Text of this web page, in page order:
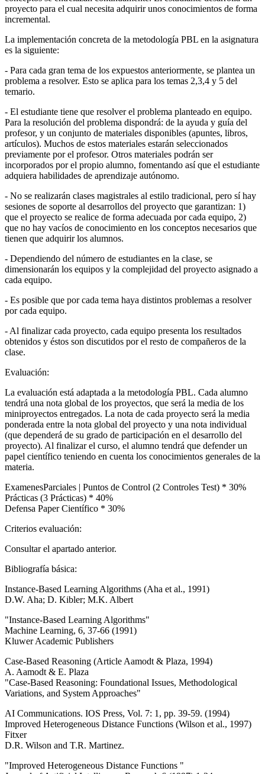
proyecto para el cual necesita adquirir unos conocimientos de forma
incremental.
La implementación concreta de la metodología PBL en la asignatura
es la siguiente:
- Para cada gran tema de los expuestos anteriormente, se plantea un
problema a resolver. Esto se aplica para los temas 2,3,4 y 5 del
temario.
- El estudiante tiene que resolver el problema planteado en equipo.
Para la resolución del problema dispondrá: de la ayuda y guía del
profesor, y un conjunto de materiales disponibles (apuntes, libros,
artículos). Muchos de estos materiales estarán seleccionados
previamente por el profesor. Otros materiales podrán ser
incorporados por el propio alumno, fomentando así que el estudiante
adquiera habilidades de aprendizaje autónomo.
- No se realizarán clases magistrales al estilo tradicional, pero sí hay
sesiones de soporte al desarrollos del proyecto que garantizan: 1)
que el proyecto se realice de forma adecuada por cada equipo, 2)
que no hay vacíos de conocimiento en los conceptos necesarios que
tienen que adquirir los alumnos.
- Dependiendo del número de estudiantes en la clase, se
dimensionarán los equipos y la complejidad del proyecto asignado a
cada equipo.
- Es posible que por cada tema haya distintos problemas a resolver
por cada equipo.
- Al finalizar cada proyecto, cada equipo presenta los resultados
obtenidos y éstos son discutidos por el resto de compañeros de la
clase.
Evaluación:
La evaluación está adaptada a la metodología PBL. Cada alumno
tendrá una nota global de los proyectos, que será la media de los
miniproyectos entregados. La nota de cada proyecto será la media
ponderada entre la nota global del proyecto y una nota individual
(que dependerá de su grado de participación en el desarrollo del
proyecto). Al finalizar el curso, el alumno tendrá que defender un
papel científico teniendo en cuenta los conocimientos generales de la
materia.
ExamenesParciales | Puntos de Control (2 Controles Test) * 30%
Prácticas (3 Prácticas) * 40%
Defensa Paper Científico * 30%
Criterios evaluación:
Consultar el apartado anterior.
Bibliografía básica:
Instance-Based Learning Algorithms (Aha et al., 1991)
D.W. Aha; D. Kibler; M.K. Albert
"Instance-Based Learning Algorithms"
Machine Learning, 6, 37-66 (1991)
Kluwer Academic Publishers
Case-Based Reasoning (Article Aamodt & Plaza, 1994)
A. Aamodt & E. Plaza
"Case-Based Reasoning: Foundational Issues, Methodological
Variations, and System Approaches"
AI Communications. IOS Press, Vol. 7: 1, pp. 39-59. (1994)
Improved Heterogeneous Distance Functions (Wilson et al., 1997)
Fitxer
D.R. Wilson and T.R. Martinez.
"Improved Heterogeneous Distance Functions "